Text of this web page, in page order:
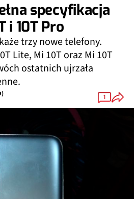
specyfikacja
i 10T Pro
trzy nowe telefony.
Lite, Mi 10T oraz Mi 10T
ostatnich ujrzała
1